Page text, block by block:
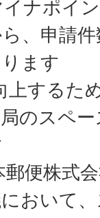
ナポイ
、申請
ます
上するた
のスペ
便株式
おいて